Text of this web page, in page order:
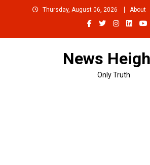
Thursday, August 06, 2026 About
News
Only Truth